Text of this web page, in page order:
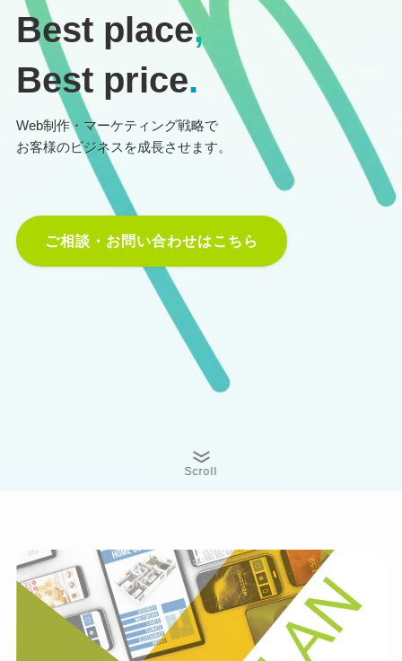
Best place,
Best price.
Web制作・マーケティング戦略で
お客様のビジネスを成長させます。
ご相談・お問い合わせはこちら
Scroll